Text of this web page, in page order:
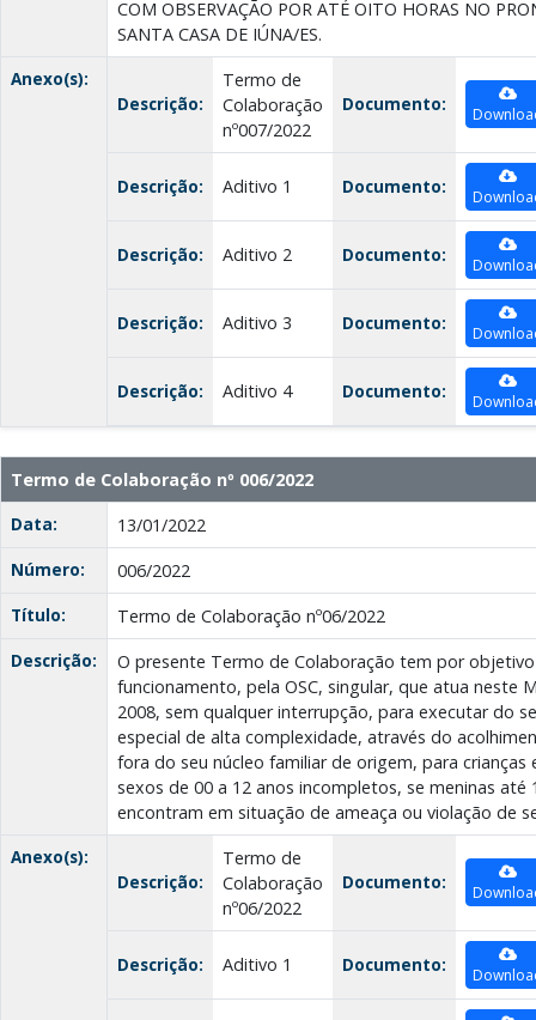
COM OBSERVAÇÃO POR ATÉ OITO HORAS NO
SANTA CASA DE IÚNA/ES.
Anexo(s):
Descrição:
Termo de
Colaboração
nº007/2022
Documento:
Descrição: Aditivo 1 Documento:
Descrição: Aditivo 2 Documento:
Descrição: Aditivo 3 Documento:
Descrição: Aditivo 4 Documento:
Termo de Colaboração nº 006/2022
Data:
13/01/2022
Número:
006/2022
Título:
Termo de Colaboração nº06/2022
Descrição:
O presente Termo de Colaboração tem por
funcionamento, pela OSC, singular, que atua neste
2008, sem qualquer interrupção, para executar do
especial de alta complexidade, através do
fora do seu núcleo familiar de origem, para
sexos de 00 a 12 anos incompletos, se meninas
encontram em situação de ameaça ou violação de
Anexo(s):
Descrição:
Termo de
Colaboração
nº06/2022
Documento:
Descrição: Aditivo 1 Documento: